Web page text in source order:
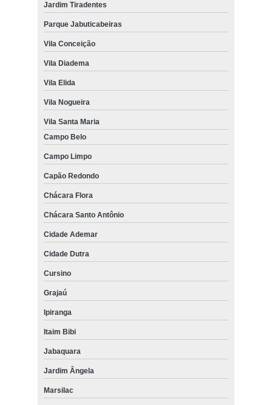
Jardim Tiradentes
Parque Jabuticabeiras
Vila Conceição
Vila Diadema
Vila Elida
Vila Nogueira
Vila Santa Maria
Campo Belo
Campo Limpo
Capão Redondo
Chácara Flora
Chácara Santo Antônio
Cidade Ademar
Cidade Dutra
Cursino
Grajaú
Ipiranga
Itaim Bibi
Jabaquara
Jardim Ângela
Marsilac